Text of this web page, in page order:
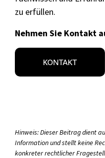
zu erfüllen.
Nehmen Sie Kontakt
Hinweis: Dieser Beitrag dient
Information und stellt keine
konkreter rechtlicher